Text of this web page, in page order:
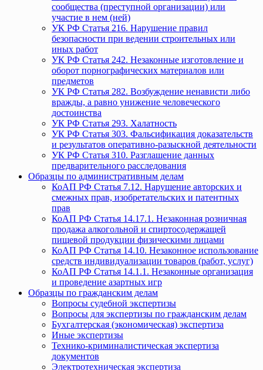
сообщества (преступной организации) или
участие в нем (ней)
УК РФ Статья 216. Нарушение правил
безопасности при ведении строительных или
иных работ
УК РФ Статья 242. Незаконные изготовление и
оборот порнографических материалов или
предметов
УК РФ Статья 282. Возбуждение ненависти либо
вражды, а равно унижение человеческого
достоинства
УК РФ Статья 293. Халатность
УК РФ Статья 303. Фальсификация доказательств
и результатов оперативно-разыскной деятельности
УК РФ Статья 310. Разглашение данных
предварительного расследования
Образцы по административным делам
КоАП РФ Статья 7.12. Нарушение авторских и
смежных прав, изобретательских и патентных
прав
КоАП РФ Статья 14.17.1. Незаконная розничная
продажа алкогольной и спиртосодержащей
пищевой продукции физическими лицами
КоАП РФ Статья 14.10. Незаконное использование
средств индивидуализации товаров (работ, услуг)
КоАП РФ Статья 14.1.1. Незаконные организация
и проведение азартных игр
Образцы по гражданским делам
Вопросы судебной экспертизы
Вопросы для экспертизы по гражданским делам
Бухгалтерская (экономическая) экспертиза
Иные экспертизы
Технико-криминалистическая экспертиза
документов
Электротехническая экспертиза